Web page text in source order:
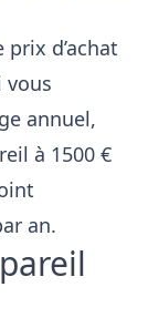
d’achat
vous
annuel,
à 1500 €
an.